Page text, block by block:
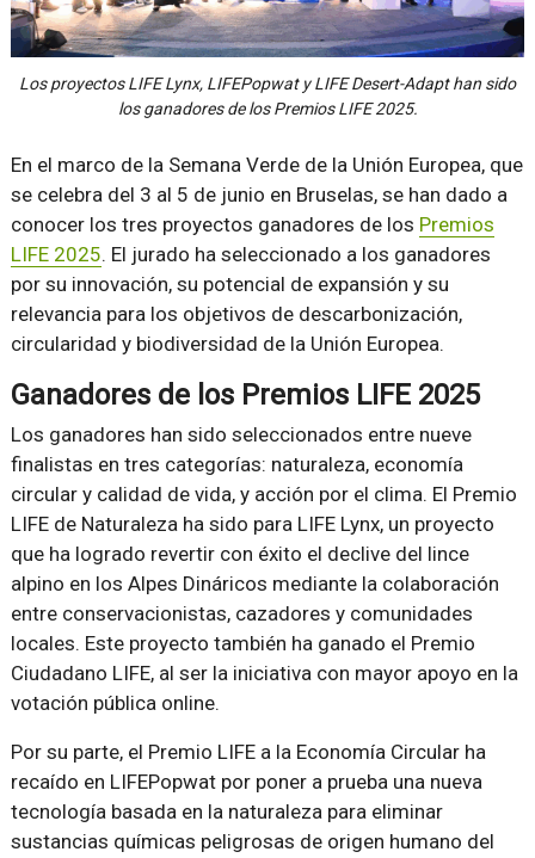
Los proyectos LIFE Lynx, LIFEPopwat y LIFE Desert-Adapt han sido
los ganadores de los Premios LIFE 2025.
En el marco de la Semana Verde de la Unión Europea, que
se celebra del 3 al 5 de junio en Bruselas, se han dado a
conocer los tres proyectos ganadores de los Premios
LIFE 2025. El jurado ha seleccionado a los ganadores
por su innovación, su potencial de expansión y su
relevancia para los objetivos de descarbonización,
circularidad y biodiversidad de la Unión Europea.
Ganadores de los Premios LIFE 2025
Los ganadores han sido seleccionados entre nueve
finalistas en tres categorías: naturaleza, economía
circular y calidad de vida, y acción por el clima. El Premio
LIFE de Naturaleza ha sido para LIFE Lynx, un proyecto
que ha logrado revertir con éxito el declive del lince
alpino en los Alpes Dináricos mediante la colaboración
entre conservacionistas, cazadores y comunidades
locales. Este proyecto también ha ganado el Premio
Ciudadano LIFE, al ser la iniciativa con mayor apoyo en la
votación pública online.
Por su parte, el Premio LIFE a la Economía Circular ha
recaído en LIFEPopwat por poner a prueba una nueva
tecnología basada en la naturaleza para eliminar
sustancias químicas peligrosas de origen humano del